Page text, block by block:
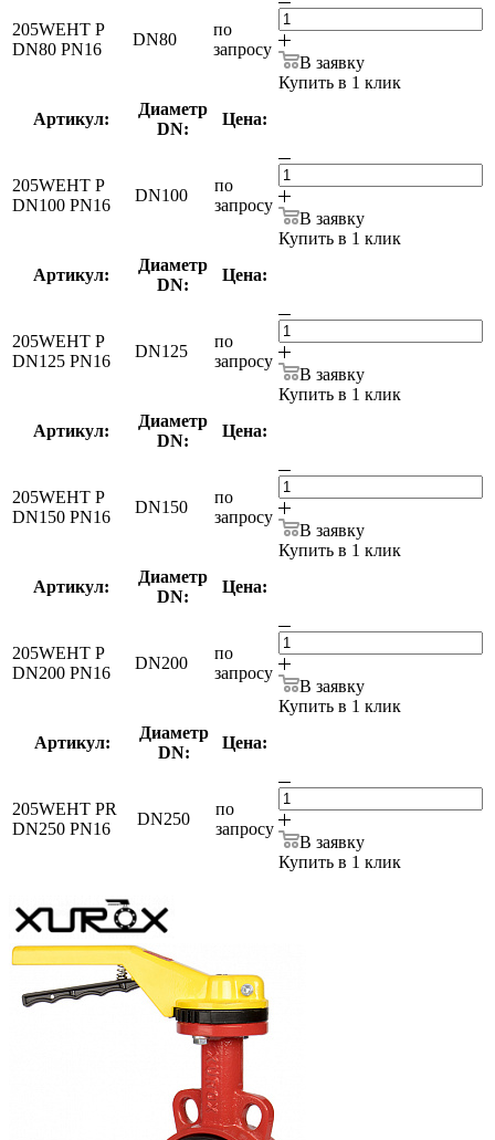
205WEHT P
DN80 PN16
DN80
по
запросу
В заявку
Купить в 1 клик
Артикул:
Диаметр
DN:
Цена:
205WEHT P
DN100 PN16
DN100
по
запросу
В заявку
Купить в 1 клик
Артикул:
Диаметр
DN:
Цена:
205WEHT P
DN125 PN16
DN125
по
запросу
В заявку
Купить в 1 клик
Артикул:
Диаметр
DN:
Цена:
205WEHT P
DN150 PN16
DN150
по
запросу
В заявку
Купить в 1 клик
Артикул:
Диаметр
DN:
Цена:
205WEHT P
DN200 PN16
DN200
по
запросу
В заявку
Купить в 1 клик
Артикул:
Диаметр
DN:
Цена:
205WEHT PR
DN250 PN16
DN250
по
запросу
В заявку
Купить в 1 клик